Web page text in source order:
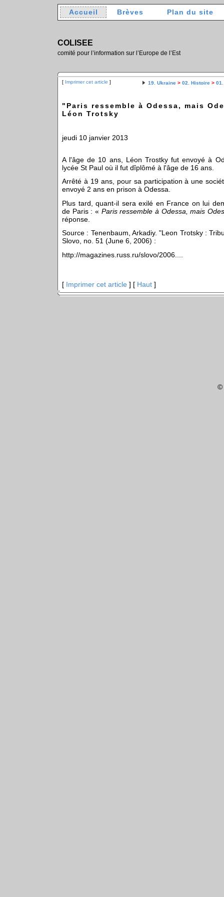
Accueil Brèves Plan du site
COLISEE
comité pour l’information sur l’Europe de l’Est
[ Imprimer cet article ] 19. Ukraine > 02. Histoire >
"Paris ressemble à Odessa, mais
Léon Trotsky
jeudi 10 janvier 2013
A l'âge de 10 ans, Léon Trostky fut envoyé à
lycée St Paul où il fut dîplômé à l'âge de 16 ans.
Arrêté à 19 ans, pour sa participation à une
envoyé 2 ans en prison à Odessa.
Plus tard, quant-il sera exilé en France on lui
de Paris : « Paris ressemble à Odessa, mais
réponse.
Source : Tenenbaum, Arkadiy. "Leon Trotsky :
Slovo, no. 51 (June 6, 2006) :
http://magazines.russ.ru/slovo/2006....
[ Imprimer cet article ] [ Haut ]
©